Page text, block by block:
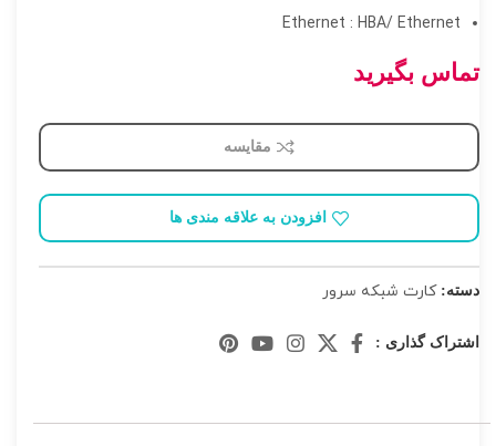
Ethernet : HBA/ Ethernet
تماس بگیرید
مقایسه
افزودن به علاقه مندی ها
دسته: کارت شبکه سرور
اشتراک گذاری :